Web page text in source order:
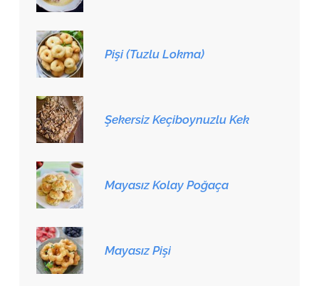
Pişi (Tuzlu Lokma)
Şekersiz Keçiboynuzlu Kek
Mayasız Kolay Poğaça
Mayasız Pişi